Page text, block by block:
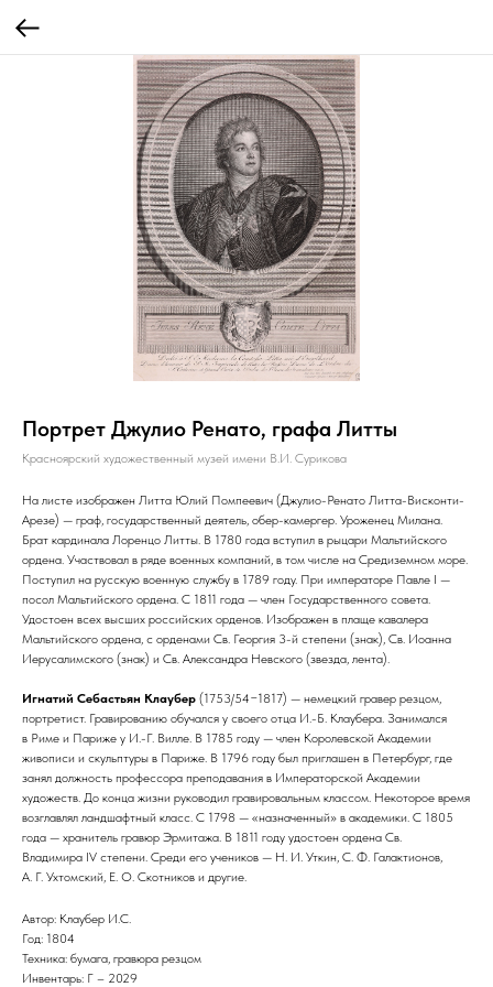
Портрет Джулио Ренато, графа Литты
Красноярский художественный музей имени В.И. Сурикова
На листе изображен Литта Юлий Помпеевич (Джулио-Ренато Литта-Висконти-
Арезе) — граф, государственный деятель, обер-камергер. Уроженец Милана.
Брат кардинала Лоренцо Литты. В 1780 года вступил в рыцари Мальтийского
ордена. Участвовал в ряде военных компаний, в том числе на Средиземном море.
Поступил на русскую военную службу в 1789 году. При императоре Павле I —
посол Мальтийского ордена. С 1811 года — член Государственного совета.
Удостоен всех высших российских орденов. Изображен в плаще кавалера
Мальтийского ордена, с орденами Св. Георгия 3-й степени (знак), Св. Иоанна
Иерусалимского (знак) и Св. Александра Невского (звезда, лента).
Игнатий Себастьян Клаубер (1753/54−1817) — немецкий гравер резцом,
портретист. Гравированию обучался у своего отца И.-Б. Клаубера. Занимался
в Риме и Париже у И.-Г. Вилле. В 1785 году — член Королевской Академии
живописи и скульптуры в Париже. В 1796 году был приглашен в Петербург, где
занял должность профессора преподавания в Императорской Академии
художеств. До конца жизни руководил гравировальным классом. Некоторое время
возглавлял ландшафтный класс. С 1798 — «назначенный» в академики. С 1805
года — хранитель гравюр Эрмитажа. В 1811 году удостоен ордена Св.
Владимира IV степени. Среди его учеников — Н. И. Уткин, С. Ф. Галактионов,
А. Г. Ухтомский, Е. О. Скотников и другие.
Автор: Клаубер И.С.
Год: 1804
Техника: бумага, гравюра резцом
Инвентарь: Г – 2029